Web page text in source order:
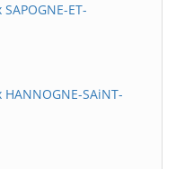
ET-
SAiNT-